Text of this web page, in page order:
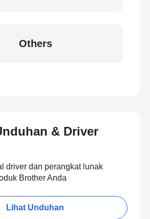
Others
& Driver
driver dan perangkat lunak
Brother Anda
Lihat Unduhan